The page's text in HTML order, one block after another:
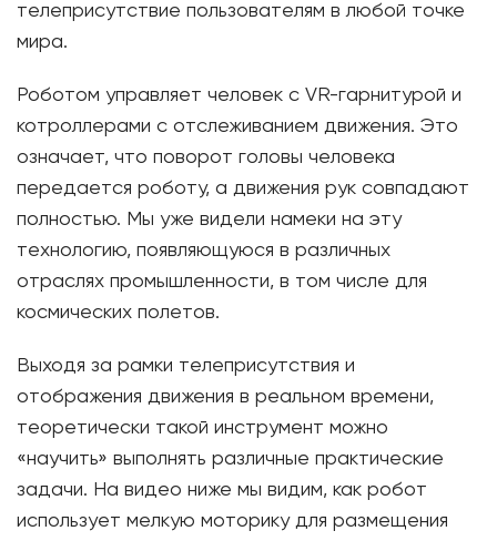
телеприсутствие пользователям в любой точке
мира.
Роботом управляет человек с VR-гарнитурой и
котроллерами с отслеживанием движения. Это
означает, что поворот головы человека
передается роботу, а движения рук совпадают
полностью. Мы уже видели намеки на эту
технологию, появляющуюся в различных
отраслях промышленности, в том числе для
космических полетов.
Выходя за рамки телеприсутствия и
отображения движения в реальном времени,
теоретически такой инструмент можно
«научить» выполнять различные практические
задачи. На видео ниже мы видим, как робот
использует мелкую моторику для размещения